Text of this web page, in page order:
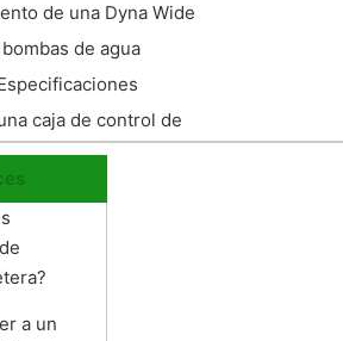
de una Dyna Wide
de agua
caja de control de
a un